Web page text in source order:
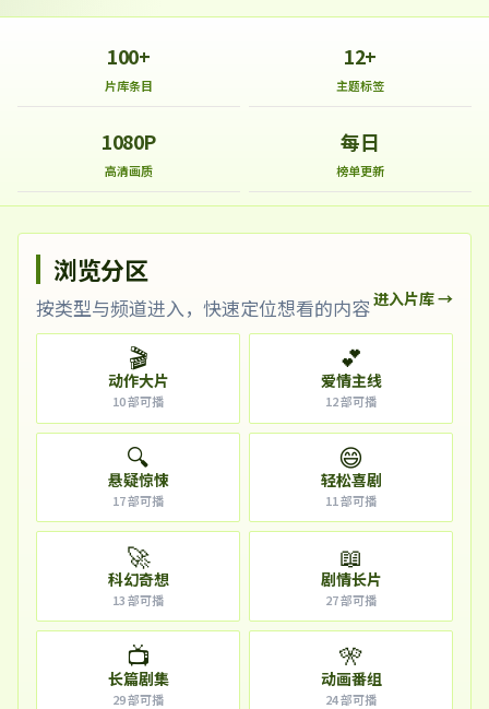
100+
片库条目
12+
主题标签
1080P
高清画质
每日
榜单更新
浏览分区
按类型与频道进入，快速定位想看的内容进入片库 →
🎬
动作大片
10部可播
💕
爱情主线
12部可播
🔍
悬疑惊悚
17部可播
😄
轻松喜剧
11部可播
🚀
科幻奇想
13部可播
📖
剧情长片
27部可播
📺
长篇剧集
29部可播
🎌
动画番组
24部可播